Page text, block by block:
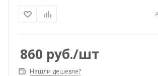
860 руб./шт
Нашли дешевле?